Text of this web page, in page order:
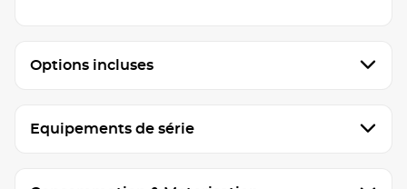
Options incluses
Equipements de série